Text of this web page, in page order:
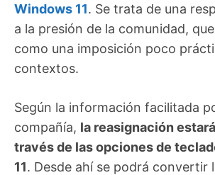
Windows 11. Se trata de una
a la presión de la comunidad,
como una imposición poco
contextos.
Según la información facilitada
compañía, la reasignación
través de las opciones de
11. Desde ahí se podrá convertir